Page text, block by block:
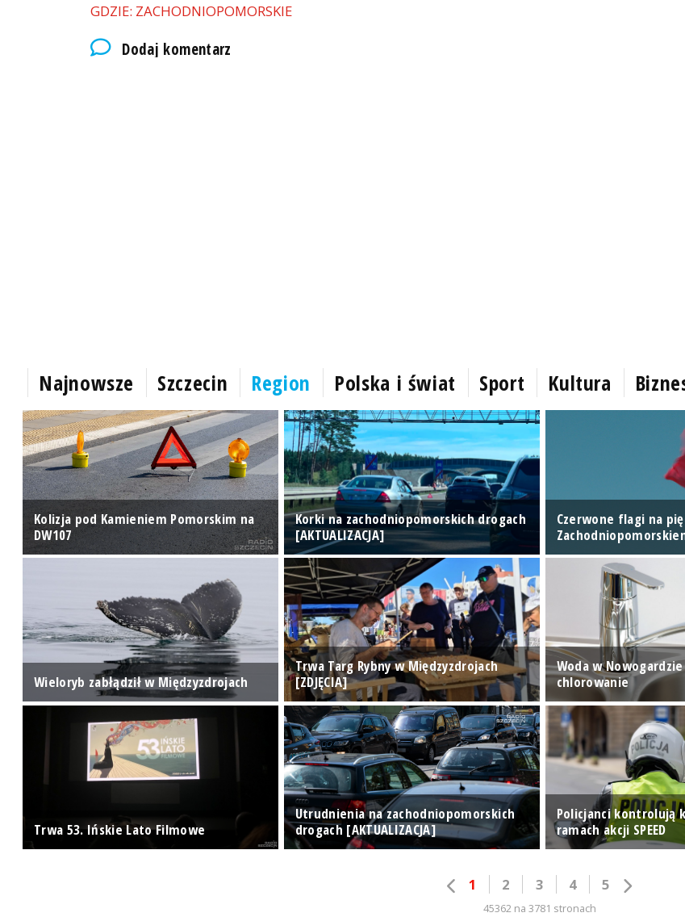
GDZIE: ZACHODNIOPOMORSKIE
Dodaj komentarz
Najnowsze Szczecin Region Polska i świat Sport Kultura
Kolizja pod Kamieniem Pomorskim na
DW107
Korki na zachodniopomorskich drogach
[AKTUALIZACJA]
Czerwone flagi na
Wieloryb zabłądził w Międzyzdrojach
Trwa Targ Rybny w Międzyzdrojach
[ZDJĘCIA]
Woda w
chlorowanie
Trwa 53. Ińskie Lato Filmowe
Utrudnienia na zachodniopomorskich
drogach [AKTUALIZACJA]
Policjanci kontrolują
ramach akcji SPEED
1 2 3 4 5
45362 na 3781 stronach